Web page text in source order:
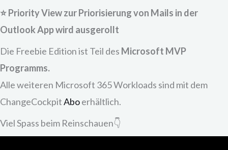
⭐ Priority View zur Priorisierung von Mails in der
Outlook App wird ausgerollt
Die Freebie Edition ist Teil des Microsoft MVP
Programms.
Alle weiteren Microsoft 365 Workloads sind mit dem
ChangeCockpitAboerhältlich.
Viel Spass beim Reinschauen👇